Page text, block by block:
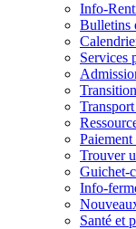
Info-
Bulletins
Services
Trouver
Guichet-
Info-
Santé et